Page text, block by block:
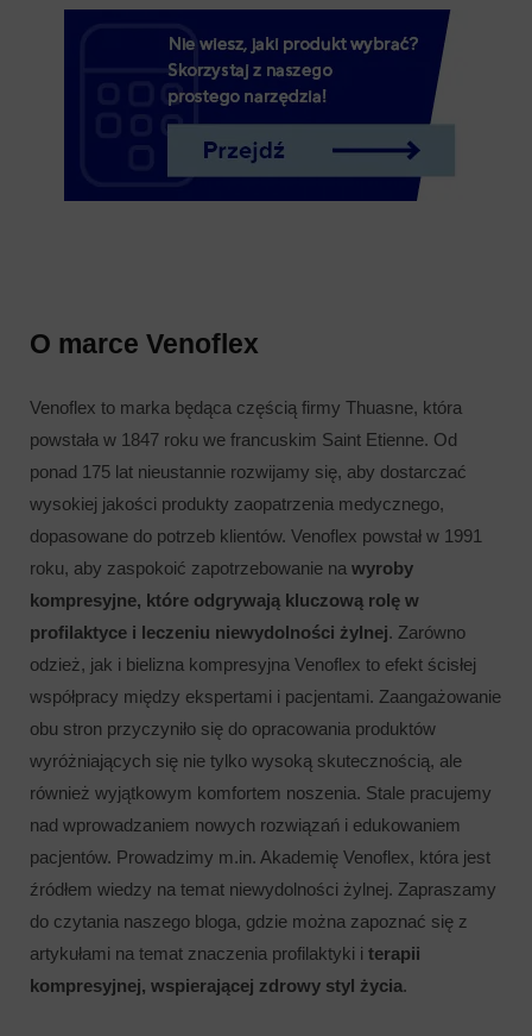
O marce Venoflex
Venoflex to marka będąca częścią firmy Thuasne, która
powstała w 1847 roku we francuskim Saint Etienne. Od
ponad 175 lat nieustannie rozwijamy się, aby dostarczać
wysokiej jakości produkty zaopatrzenia medycznego,
dopasowane do potrzeb klientów. Venoflex powstał w 1991
roku, aby zaspokoić zapotrzebowanie na wyroby
kompresyjne, które odgrywają kluczową rolę w
profilaktyce i leczeniu niewydolności żylnej. Zarówno
odzież, jak i bielizna kompresyjna Venoflex to efekt ścisłej
współpracy między ekspertami i pacjentami. Zaangażowanie
obu stron przyczyniło się do opracowania produktów
wyróżniających się nie tylko wysoką skutecznością, ale
również wyjątkowym komfortem noszenia. Stale pracujemy
nad wprowadzaniem nowych rozwiązań i edukowaniem
pacjentów. Prowadzimy m.in. Akademię Venoflex, która jest
źródłem wiedzy na temat niewydolności żylnej. Zapraszamy
do czytania naszego bloga, gdzie można zapoznać się z
artykułami na temat znaczenia profilaktyki i terapii
kompresyjnej, wspierającej zdrowy styl życia.